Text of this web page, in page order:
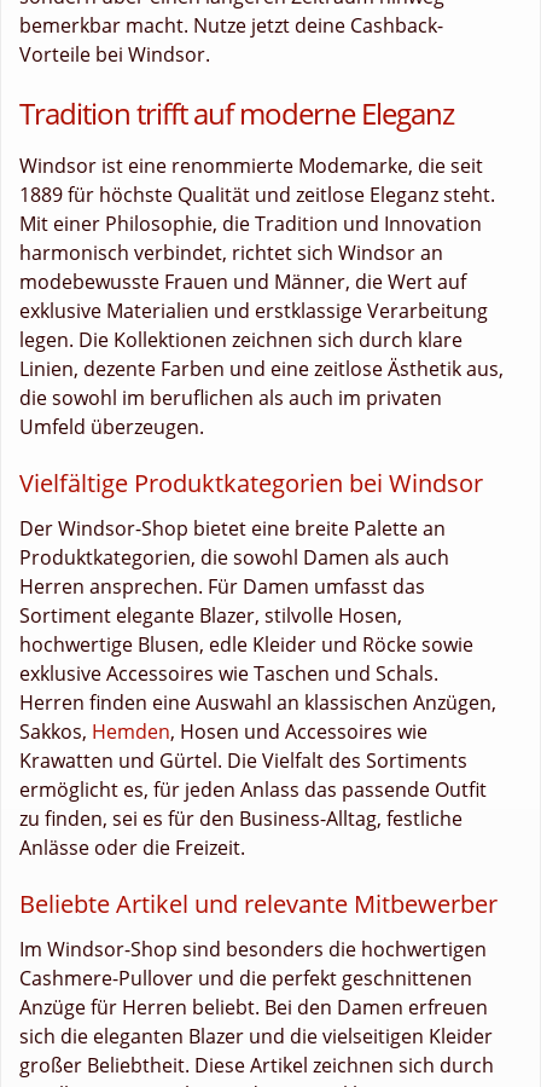
bemerkbar macht. Nutze jetzt deine Cashback-
Vorteile bei Windsor.
Tradition trifft auf moderne Eleganz
Windsor ist eine renommierte Modemarke, die seit
1889 für höchste Qualität und zeitlose Eleganz steht.
Mit einer Philosophie, die Tradition und Innovation
harmonisch verbindet, richtet sich Windsor an
modebewusste Frauen und Männer, die Wert auf
exklusive Materialien und erstklassige Verarbeitung
legen. Die Kollektionen zeichnen sich durch klare
Linien, dezente Farben und eine zeitlose Ästhetik aus,
die sowohl im beruflichen als auch im privaten
Umfeld überzeugen.
Vielfältige Produktkategorien bei Windsor
Der Windsor-Shop bietet eine breite Palette an
Produktkategorien, die sowohl Damen als auch
Herren ansprechen. Für Damen umfasst das
Sortiment elegante Blazer, stilvolle Hosen,
hochwertige Blusen, edle Kleider und Röcke sowie
exklusive Accessoires wie Taschen und Schals.
Herren finden eine Auswahl an klassischen Anzügen,
Sakkos, Hemden, Hosen und Accessoires wie
Krawatten und Gürtel. Die Vielfalt des Sortiments
ermöglicht es, für jeden Anlass das passende Outfit
zu finden, sei es für den Business-Alltag, festliche
Anlässe oder die Freizeit.
Beliebte Artikel und relevante Mitbewerber
Im Windsor-Shop sind besonders die hochwertigen
Cashmere-Pullover und die perfekt geschnittenen
Anzüge für Herren beliebt. Bei den Damen erfreuen
sich die eleganten Blazer und die vielseitigen Kleider
großer Beliebtheit. Diese Artikel zeichnen sich durch